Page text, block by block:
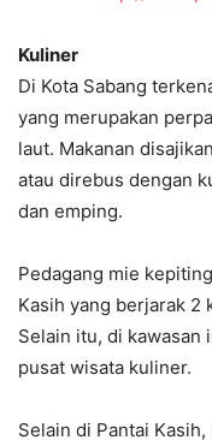
Kuliner
Di Kota Sabang
yang merupakan
laut. Makanan
atau direbus dengan
dan emping.
Pedagang mie
Kasih yang berjarak 2
Selain itu, di kawasan
pusat wisata kuliner.
Selain di Pantai